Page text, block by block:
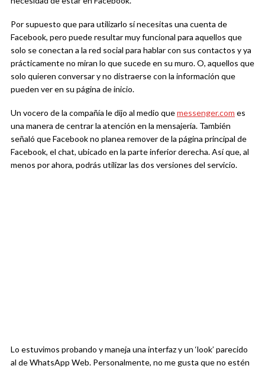
Por supuesto que para utilizarlo sí necesitas una cuenta de
Facebook, pero puede resultar muy funcional para aquellos que
solo se conectan a la red social para hablar con sus contactos y ya
prácticamente no miran lo que sucede en su muro. O, aquellos que
solo quieren conversar y no distraerse con la información que
pueden ver en su página de inicio.
Un vocero de la compañía le dijo al medio quemessenger.com es
una manera de centrar la atención en la mensajería. También
señaló que Facebook no planea remover de la página principal de
Facebook, el chat, ubicado en la parte inferior derecha. Así que, al
menos por ahora, podrás utilizar las dos versiones del servicio.
Lo estuvimos probando y maneja una interfaz y un ‘look’ parecido
al de WhatsApp Web. Personalmente, no me gusta que no estén